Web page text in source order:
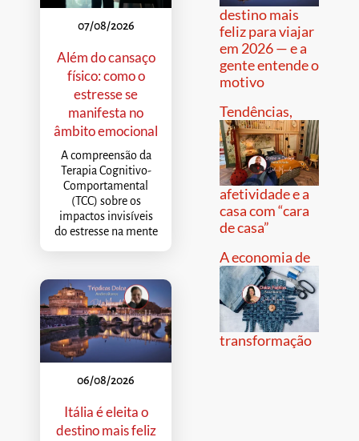
07/08/2026
Além do cansaço
físico: como o
estresse se
manifesta no
âmbito emocional
A compreensão da
Terapia Cognitivo-
Comportamental
(TCC) sobre os
impactos invisíveis
do estresse na mente
06/08/2026
Itália é eleita o
destino mais feliz
destino mais
feliz para viajar
em 2026 — e a
gente entende o
motivo
Tendências,
afetividade e a
casa com “cara
de casa”
A economia de
transformação